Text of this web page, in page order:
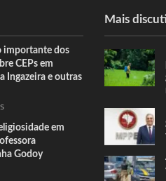
importante dos
CEPs em
Ingazeira e outras
em
Godoy
Mais